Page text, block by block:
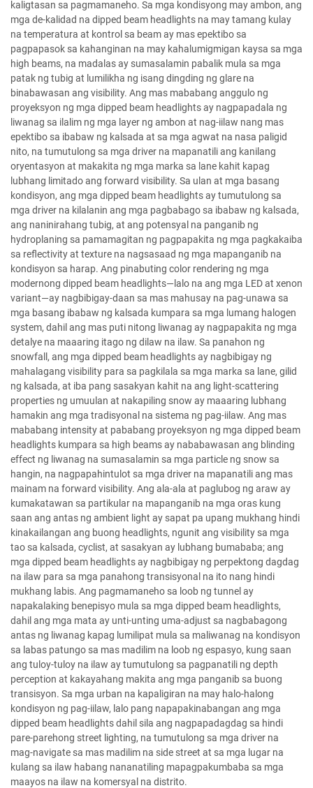
kaligtasan sa pagmamaneho. Sa mga kondisyong may ambon, ang
mga de-kalidad na dipped beam headlights na may tamang kulay
na temperatura at kontrol sa beam ay mas epektibo sa
pagpapasok sa kahanginan na may kahalumigmigan kaysa sa mga
high beams, na madalas ay sumasalamin pabalik mula sa mga
patak ng tubig at lumilikha ng isang dingding ng glare na
binabawasan ang visibility. Ang mas mababang anggulo ng
proyeksyon ng mga dipped beam headlights ay nagpapadala ng
liwanag sa ilalim ng mga layer ng ambon at nag-iilaw nang mas
epektibo sa ibabaw ng kalsada at sa mga agwat na nasa paligid
nito, na tumutulong sa mga driver na mapanatili ang kanilang
oryentasyon at makakita ng mga marka sa lane kahit kapag
lubhang limitado ang forward visibility. Sa ulan at mga basang
kondisyon, ang mga dipped beam headlights ay tumutulong sa
mga driver na kilalanin ang mga pagbabago sa ibabaw ng kalsada,
ang naninirahang tubig, at ang potensyal na panganib ng
hydroplaning sa pamamagitan ng pagpapakita ng mga pagkakaiba
sa reflectivity at texture na nagsasaad ng mga mapanganib na
kondisyon sa harap. Ang pinabuting color rendering ng mga
modernong dipped beam headlights—lalo na ang mga LED at xenon
variant—ay nagbibigay-daan sa mas mahusay na pag-unawa sa
mga basang ibabaw ng kalsada kumpara sa mga lumang halogen
system, dahil ang mas puti nitong liwanag ay nagpapakita ng mga
detalye na maaaring itago ng dilaw na ilaw. Sa panahon ng
snowfall, ang mga dipped beam headlights ay nagbibigay ng
mahalagang visibility para sa pagkilala sa mga marka sa lane, gilid
ng kalsada, at iba pang sasakyan kahit na ang light-scattering
properties ng umuulan at nakapiling snow ay maaaring lubhang
hamakin ang mga tradisyonal na sistema ng pag-iilaw. Ang mas
mababang intensity at pababang proyeksyon ng mga dipped beam
headlights kumpara sa high beams ay nababawasan ang blinding
effect ng liwanag na sumasalamin sa mga particle ng snow sa
hangin, na nagpapahintulot sa mga driver na mapanatili ang mas
mainam na forward visibility. Ang ala-ala at paglubog ng araw ay
kumakatawan sa partikular na mapanganib na mga oras kung
saan ang antas ng ambient light ay sapat pa upang mukhang hindi
kinakailangan ang buong headlights, ngunit ang visibility sa mga
tao sa kalsada, cyclist, at sasakyan ay lubhang bumababa; ang
mga dipped beam headlights ay nagbibigay ng perpektong dagdag
na ilaw para sa mga panahong transisyonal na ito nang hindi
mukhang labis. Ang pagmamaneho sa loob ng tunnel ay
napakalaking benepisyo mula sa mga dipped beam headlights,
dahil ang mga mata ay unti-unting uma-adjust sa nagbabagong
antas ng liwanag kapag lumilipat mula sa maliwanag na kondisyon
sa labas patungo sa mas madilim na loob ng espasyo, kung saan
ang tuloy-tuloy na ilaw ay tumutulong sa pagpanatili ng depth
perception at kakayahang makita ang mga panganib sa buong
transisyon. Sa mga urban na kapaligiran na may halo-halong
kondisyon ng pag-iilaw, lalo pang napapakinabangan ang mga
dipped beam headlights dahil sila ang nagpapadagdag sa hindi
pare-parehong street lighting, na tumutulong sa mga driver na
mag-navigate sa mas madilim na side street at sa mga lugar na
kulang sa ilaw habang nananatiling mapagpakumbaba sa mga
maayos na ilaw na komersyal na distrito.